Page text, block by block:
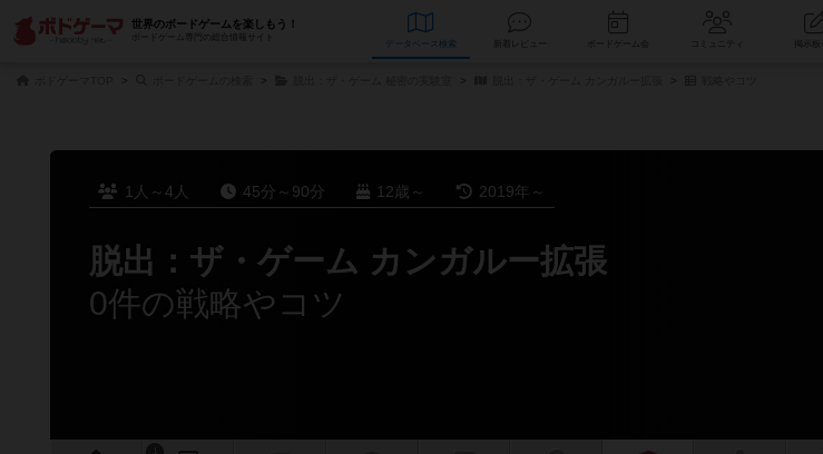
世界のボードゲームを楽しもう！
ボードゲーム専門の総合情報サイト
データベース コミュニティ
1人～4人 45分～90分 12歳～ 2019年～
脱出：ザ・ゲーム カンガルー拡張
0件の戦略やコツ